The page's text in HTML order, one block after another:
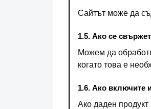
Сайтът може да
1.5. Ако се
Можем да
когато това е
1.6. Ако включите
Ако даден